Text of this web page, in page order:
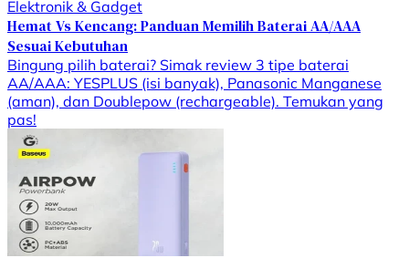
Elektronik & Gadget
Hemat Vs Kencang: Panduan Memilih Baterai AA/AAA
Sesuai Kebutuhan
Bingung pilih baterai? Simak review 3 tipe baterai
AA/AAA: YESPLUS (isi banyak), Panasonic Manganese
(aman), dan Doublepow (rechargeable). Temukan yang
pas!